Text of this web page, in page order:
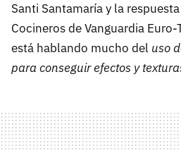
Santi Santamaría y la
Cocineros de Vanguardia
está hablando mucho del uso
para conseguir efectos y